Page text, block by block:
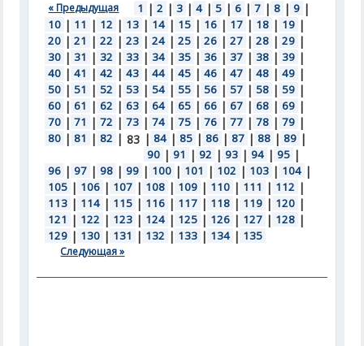
« Предыдущая 1 | 2 | 3 | 4 | 5 | 6 | 7 | 8 | 9 |
10 | 11 | 12 | 13 | 14 | 15 | 16 | 17 | 18 | 19 |
20 | 21 | 22 | 23 | 24 | 25 | 26 | 27 | 28 | 29 |
30 | 31 | 32 | 33 | 34 | 35 | 36 | 37 | 38 | 39 |
40 | 41 | 42 | 43 | 44 | 45 | 46 | 47 | 48 | 49 |
50 | 51 | 52 | 53 | 54 | 55 | 56 | 57 | 58 | 59 |
60 | 61 | 62 | 63 | 64 | 65 | 66 | 67 | 68 | 69 |
70 | 71 | 72 | 73 | 74 | 75 | 76 | 77 | 78 | 79 |
80 | 81 | 82 | 83 | 84 | 85 | 86 | 87 | 88 | 89 |
90 | 91 | 92 | 93 | 94 | 95 |
96 | 97 | 98 | 99 | 100 | 101 | 102 | 103 | 104 |
105 | 106 | 107 | 108 | 109 | 110 | 111 | 112 |
113 | 114 | 115 | 116 | 117 | 118 | 119 | 120 |
121 | 122 | 123 | 124 | 125 | 126 | 127 | 128 |
129 | 130 | 131 | 132 | 133 | 134 | 135
Следующая »